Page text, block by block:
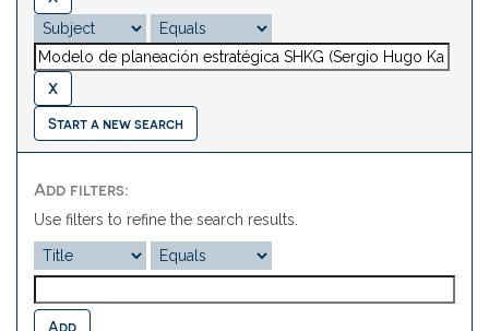
Start a new search
Add filters:
Use filters to refine the search results.